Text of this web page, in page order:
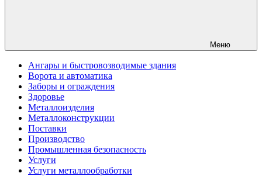
Меню
Ангары и быстровозводимые здания
Ворота и автоматика
Заборы и ограждения
Здоровье
Металлоизделия
Металлоконструкции
Поставки
Производство
Промышленная безопасность
Услуги
Услуги металлообработки